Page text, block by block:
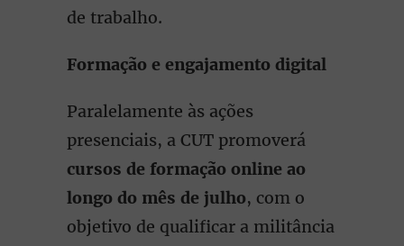
de trabalho.
Formação e engajamento digital
Paralelamente às ações
presenciais, a CUT promoverá
cursos de formação online ao
longo do mês de julho, com o
objetivo de qualificar a militância